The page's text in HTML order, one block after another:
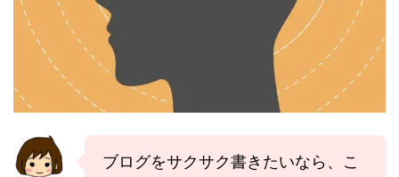
ブログをサクサク書きたいなら、こ